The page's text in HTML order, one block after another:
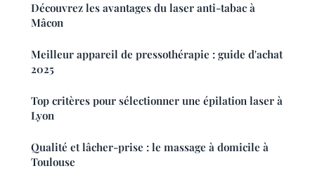
Découvrez les avantages du laser anti-tabac à
Mâcon
Meilleur appareil de pressothérapie : guide d'achat
2025
Top critères pour sélectionner une épilation laser à
Lyon
Qualité et lâcher-prise : le massage à domicile à
Toulouse